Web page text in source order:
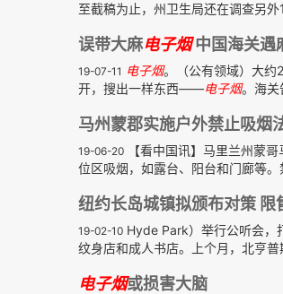
至截稿为止，州卫生局还在调查另外
误带大麻电子烟中国海关遇
19-07-11 电子烟。（公有领域）大约
开，搜出一样东西——电子烟。海关
马州蒙郡实施户外禁止吸烟
19-06-20 【看中国讯】马里兰州蒙
位区吸烟，如露台、阳台和门廊等
纽约长岛城镇拟颁布对策 限
19-02-10 Hyde Park）举行公听会，
纹身店和成人书店。上个月，北亨
电子烟或损害大脑